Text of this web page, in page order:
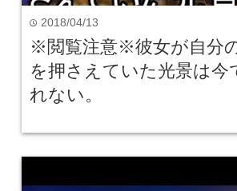
time 2018/04/13
※閲覧注意※彼女が自分
を押さえていた光景は今
れない。